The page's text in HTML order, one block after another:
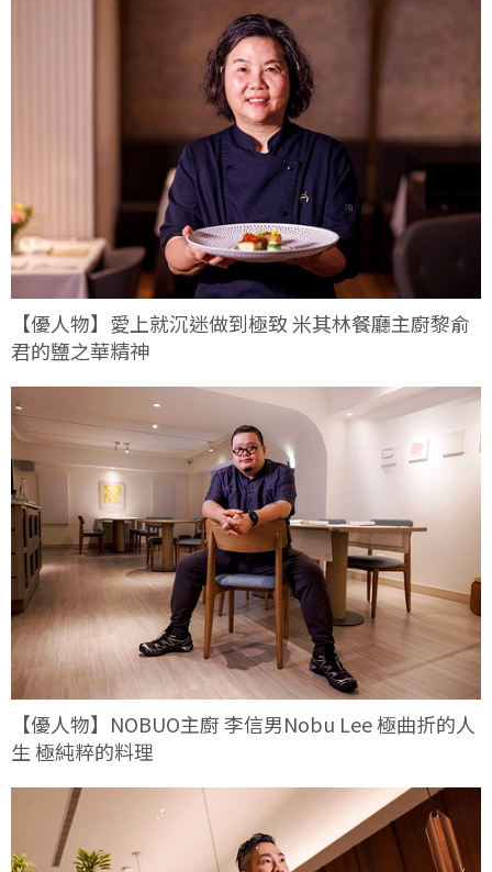
【優人物】愛上就沉迷做到極致 米其林餐廳主廚黎俞
君的鹽之華精神
【優人物】NOBUO主廚 李信男Nobu Lee 極曲折的人
生 極純粹的料理